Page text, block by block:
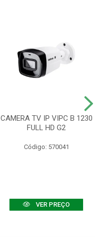
CAMERA TV IP VIPC B 1230
FULL HD G2
Código: 570041
VER PREÇO